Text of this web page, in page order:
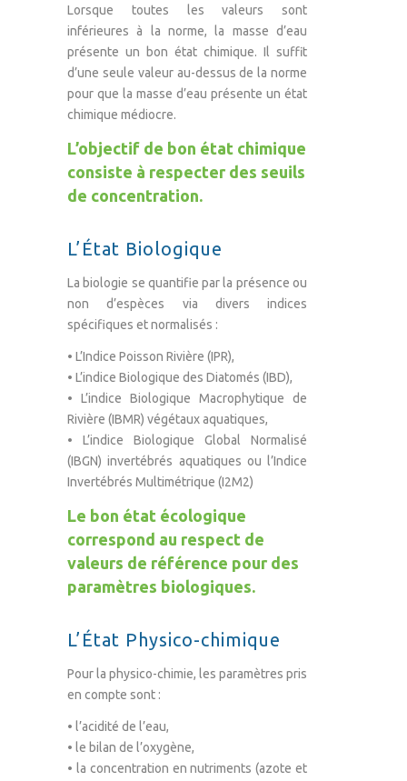
Lorsque toutes les valeurs sont
inférieures à la norme, la masse d’eau
présente un bon état chimique. Il suffit
d’une seule valeur au-dessus de la norme
pour que la masse d’eau présente un état
chimique médiocre.
L’objectif de bon état chimique
consiste à respecter des seuils
de concentration.
L’État Biologique
La biologie se quantifie par la présence ou
non d’espèces via divers indices
spécifiques et normalisés :
• L’Indice Poisson Rivière (IPR),
• L’indice Biologique des Diatomés (IBD),
• L’indice Biologique Macrophytique de
Rivière (IBMR) végétaux aquatiques,
• L’indice Biologique Global Normalisé
(IBGN) invertébrés aquatiques ou l’Indice
Invertébrés Multimétrique (I2M2)
Le bon état écologique
correspond au respect de
valeurs de référence pour des
paramètres biologiques.
L’État Physico-chimique
Pour la physico-chimie, les paramètres pris
en compte sont :
• l’acidité de l’eau,
• le bilan de l’oxygène,
• la concentration en nutriments (azote et